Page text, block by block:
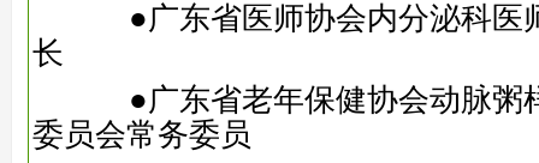
●广东省医师协会内分泌科医
长
●广东省老年保健协会动脉粥
委员会常务委员